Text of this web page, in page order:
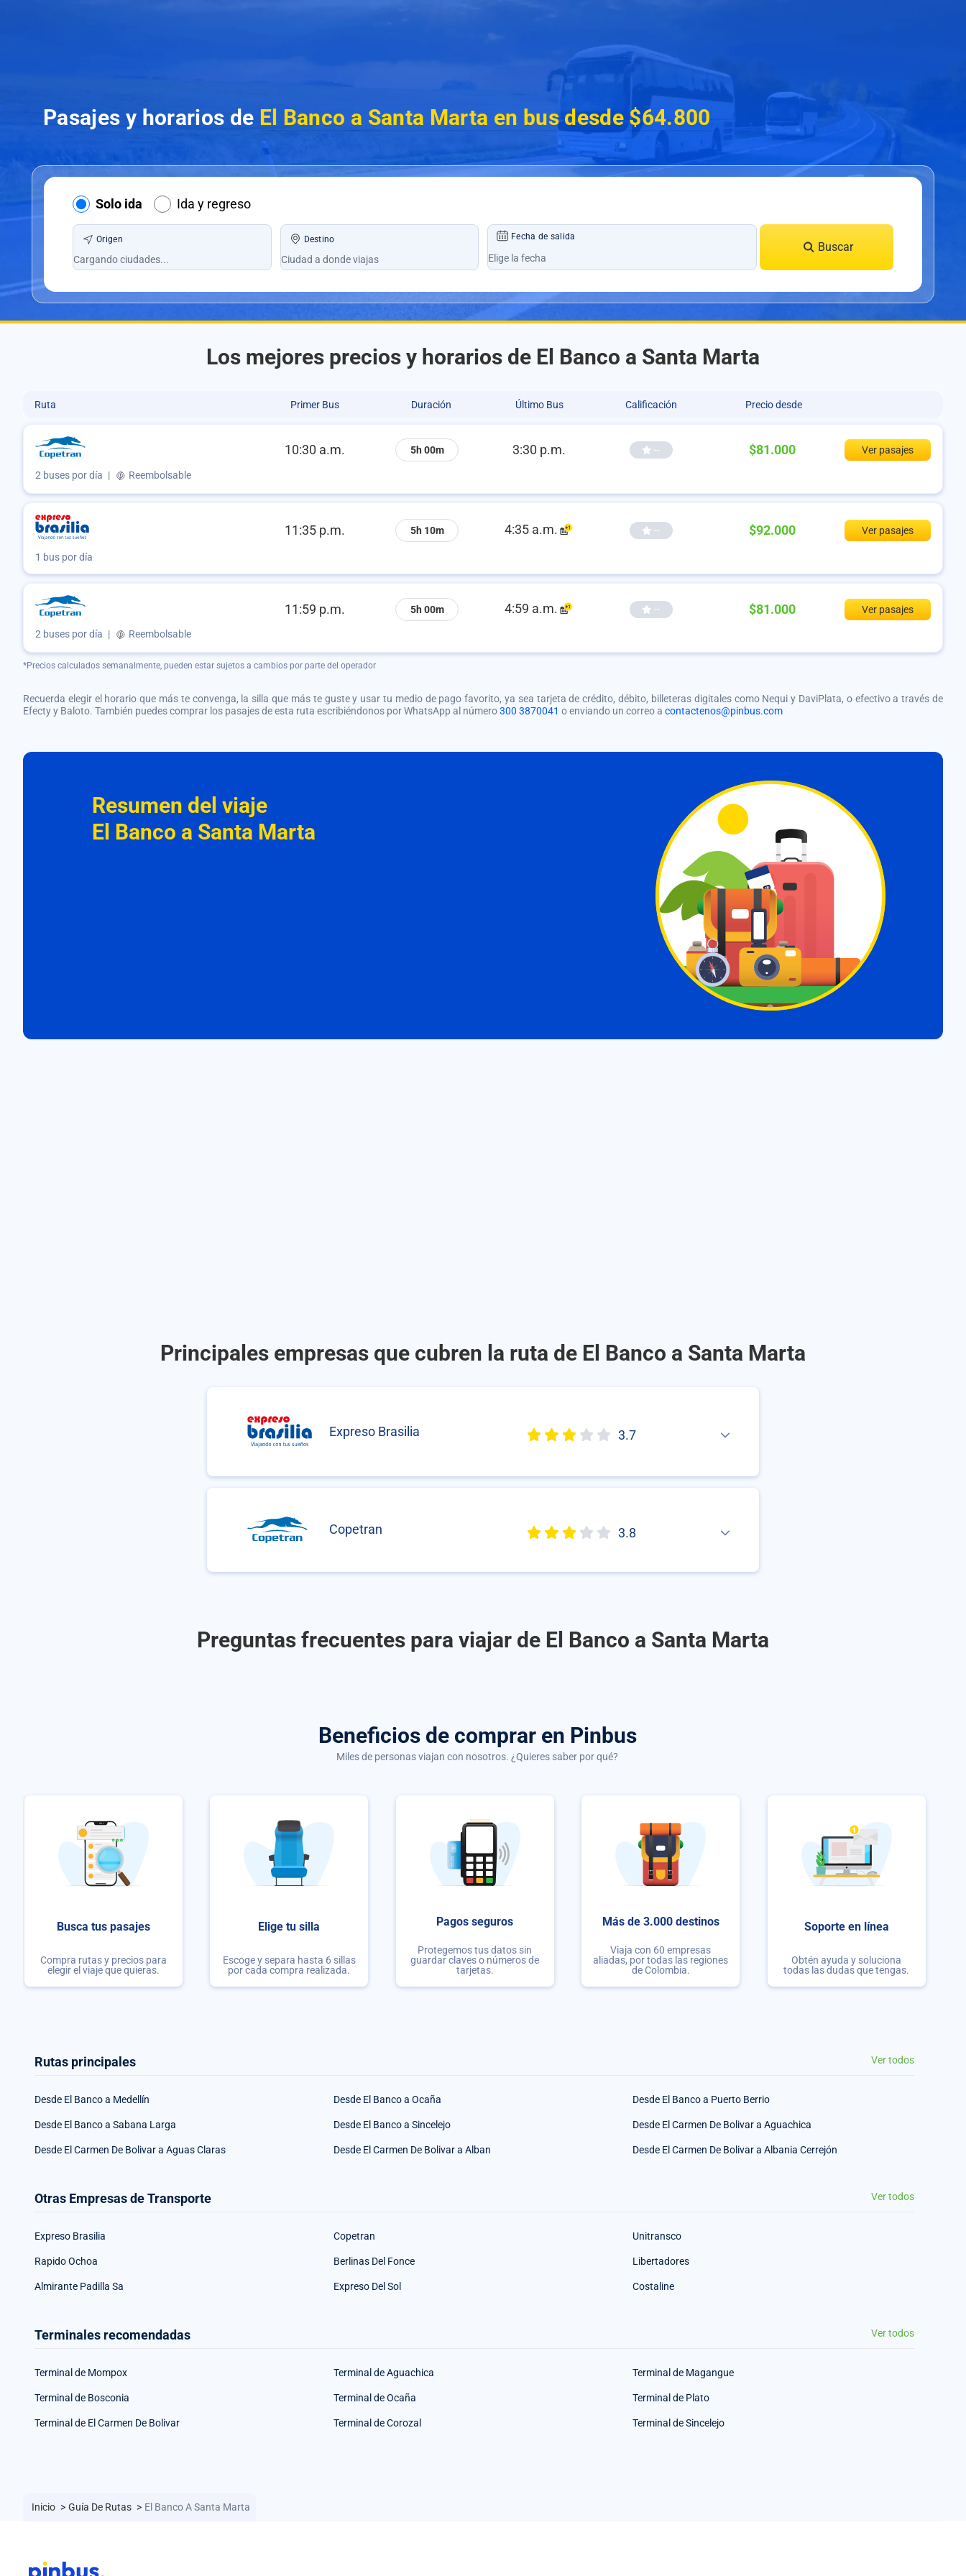
Pasajes y horarios de El Banco a Santa Marta en bus desde $64.800
Solo ida Ida y regreso
Origen Destino Fecha de salida
Buscar
Los mejores precios y horarios de El Banco a Santa Marta
Ruta Primer Bus Duración Último Bus Calificación Precio desde
10:30 a.m. 5h 00m 3:30 p.m. -- $81.000 Ver pasajes
2 buses por día | Reembolsable
11:35 p.m. 5h 10m 4:35 a.m. -- $92.000 Ver pasajes
1 bus por día
11:59 p.m. 5h 00m 4:59 a.m. -- $81.000 Ver pasajes
2 buses por día | Reembolsable
*Precios calculados semanalmente, pueden estar sujetos a cambios por parte del operador
Recuerda elegir el horario que más te convenga, la silla que más te guste y usar tu medio de pago favorito, ya sea tarjeta de crédito, débito, billeteras digitales como Nequi y DaviPlata, o efectivo a través de
Efecty y Baloto. También puedes comprar los pasajes de esta ruta escribiéndonos por WhatsApp al número300 3870041 o enviando un correo a contactenos@pinbus.com
Resumen del viaje
El Banco a Santa Marta
Principales empresas que cubren la ruta de El Banco a Santa Marta
Expreso Brasilia 3.7
Copetran 3.8
Preguntas frecuentes para viajar de El Banco a Santa Marta
Beneficios de comprar en Pinbus
Miles de personas viajan con nosotros. ¿Quieres saber por qué?
Busca tus pasajes
Compra rutas y precios para
elegir el viaje que quieras.
Elige tu silla
Escoge y separa hasta 6 sillas
por cada compra realizada.
Pagos seguros
Protegemos tus datos sin
guardar claves o números de
tarjetas.
Más de 3.000 destinos
Viaja con 60 empresas
aliadas, por todas las regiones
de Colombia.
Soporte en línea
Obtén ayuda y soluciona
todas las dudas que tengas.
Rutas principales Ver todos
Desde El Banco a Medellín Desde El Banco a Ocaña Desde El Banco a Puerto Berrio
Desde El Banco a Sabana Larga Desde El Banco a Sincelejo Desde El Carmen De Bolivar a Aguachica
Desde El Carmen De Bolivar a Aguas Claras Desde El Carmen De Bolivar a Alban Desde El Carmen De Bolivar a Albania Cerrejón
Otras Empresas de Transporte Ver todos
Expreso Brasilia Copetran Unitransco
Rapido Ochoa Berlinas Del Fonce Libertadores
Almirante Padilla Sa Expreso Del Sol Costaline
Terminales recomendadas Ver todos
Terminal de Mompox Terminal de Aguachica Terminal de Magangue
Terminal de Bosconia Terminal de Ocaña Terminal de Plato
Terminal de El Carmen De Bolivar Terminal de Corozal Terminal de Sincelejo
Inicio > Guía De Rutas > El Banco A Santa Marta